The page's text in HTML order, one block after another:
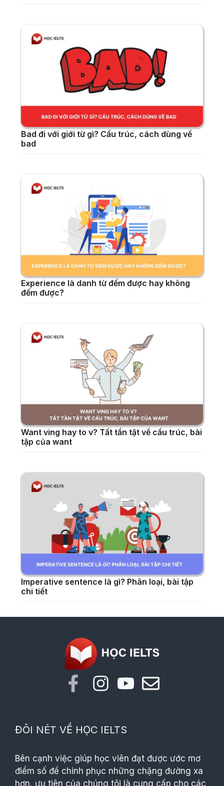
Bad đi với giới từ gì? Cấu trúc, cách dùng về
bad
Experience là danh từ đếm được hay không
đếm được?
Want ving hay to v? Tất tần tật về cấu trúc, bài
tập của want
Imperative sentence là gì? Phân loại, bài tập
chi tiết
ĐÔI NÉT VỀ HỌC IELTS
Bên cạnh việc giúp học viên đạt được ước mơ
điểm số để chinh phục những chặng đường xa
hơn, ưu tiên của chúng tôi là cung cấp cho các